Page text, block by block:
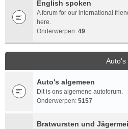
English spoken
A forum for our international
here.
Onderwerpen: 49
Auto's
Auto's algemeen
Dit is ons algemene autoforum.
Onderwerpen: 5157
Bratwursten und